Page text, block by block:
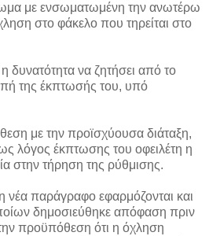
με ενσωματωμένη την ανωτέρω
στο φάκελο που τηρείται στο
δυνατότητα να ζητήσει από το
της έκπτωσής του, υπό
με την προϊσχύουσα διάταξη,
λόγος έκπτωσης του οφειλέτη η
στην τήρηση της ρύθμισης.
νέα παράγραφο εφαρμόζονται και
δημοσιεύθηκε απόφαση πριν
προϋπόθεση ότι η όχληση